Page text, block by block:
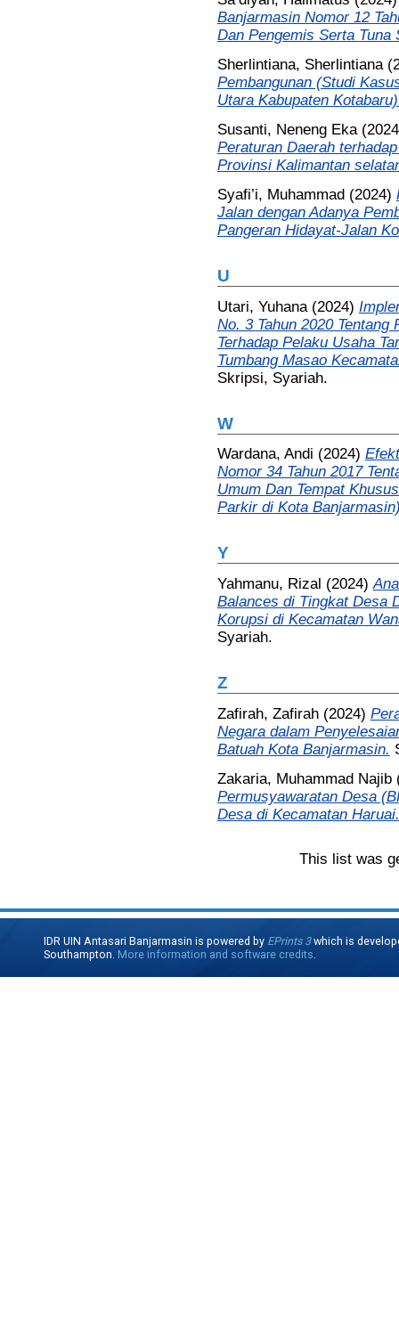
Banjarmasin Nomor 12
Dan Pengemis Serta Tuna
Sherlintiana, Sherlintiana
Pembangunan (Studi
Utara Kabupaten
Susanti, Neneng Eka
Peraturan Daerah
Provinsi Kalimantan
Syafi’i, Muhammad(2024)
Jalan dengan Adanya
Pangeran Hidayat-Jalan
U
Utari, Yuhana(2024)
No. 3 Tahun 2020
Terhadap Pelaku Usaha
Tumbang Masao
Skripsi, Syariah.
W
Wardana, Andi (2024)
Nomor 34 Tahun 2017
Umum Dan Tempat
Parkir di Kota
Y
Yahmanu, Rizal (2024)
Balances di Tingkat Desa
Korupsi di Kecamatan
Syariah.
Z
Zafirah, Zafirah(2024)
Negara dalam
Batuah Kota Banjarmasin.
Zakaria, Muhammad Najib
Permusyawaratan Desa
Desa di Kecamatan Haruai.
This list was
IDR UIN Antasari Banjarmasin is powered by EPrints 3which is
Southampton. More information and software credits